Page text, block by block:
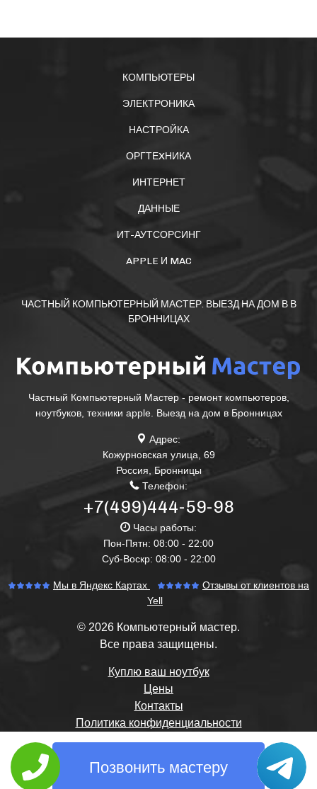
КОМПЬЮТЕРЫ
ЭЛЕКТРОНИКА
НАСТРОЙКА
ОРГТЕXНИКА
ИНТЕРНЕТ
ДАННЫЕ
ИТ-АУТСОРСИНГ
APPLE И MAC
ЧАСТНЫЙ КОМПЬЮТЕРНЫЙ МАСТЕР. ВЫЕЗД НА ДОМ В В
БРОННИЦАХ
Частный Компьютерный Мастер - ремонт компьютеров,
ноутбуков, техники apple. Выезд на дом в Бронницах
Адрес:
Кожурновская улица, 69
Россия, Бронницы
Телефон:
+7(499)444-59-98
Часы работы:
Пон-Пятн: 08:00 - 22:00
Суб-Воскр: 08:00 - 22:00
Мы в Яндекс Картах
Отзывы от клиентов на
Yell
© 2026 Компьютерный мастер.
Все права защищены.
Куплю ваш ноутбук
Цены
Контакты
Политика конфиденциальности
Позвонить мастеру